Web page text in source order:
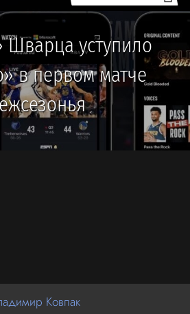
уступило
в первом матче
Ковпак